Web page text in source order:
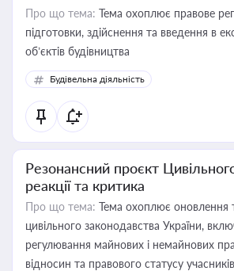
Про що тема: Тема охоплює правове
підготовки, здійснення та введення в
об’єктів будівництва
Будівельна діяльність
Резонансний проєкт
реакції та критика
Про що тема: Тема охоплює оновлення
цивільного законодавства України,
регулювання майнових і немайнових
відносин та правового статусу